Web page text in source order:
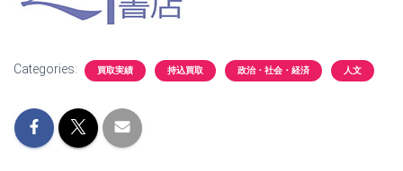
Categories: 買取実績 持込買取 政治・社会・経済 人文